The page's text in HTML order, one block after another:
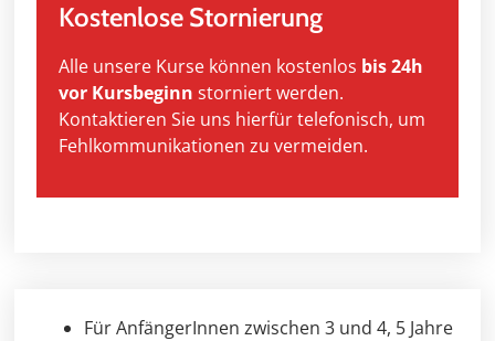
Kostenlose Stornierung
Alle unsere Kurse können kostenlos bis 24h
vor Kursbeginn storniert werden.
Kontaktieren Sie uns hierfür telefonisch, um
Fehlkommunikationen zu vermeiden.
Für AnfängerInnen zwischen 3 und 4, 5 Jahre